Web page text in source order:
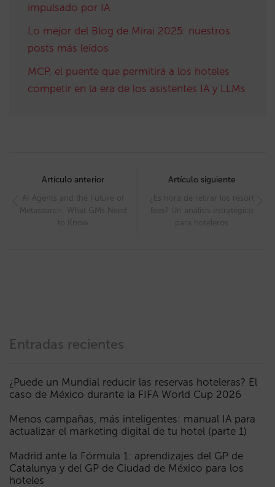
impulsado por IA
Lo mejor del Blog de Mirai 2025: nuestros
posts más leídos
MCP, el puente que permitirá a los hoteles
competir en la era de los asistentes IA y LLMs
navigation
Artículo anterior
AI Agents and the Future of
Metasearch: What GMs Need
to Know
Artículo siguiente
¿Es hora de retirar los resort
fees? Un análisis estratégico
para hoteleros
Entradas recientes
¿Puede un Mundial reducir las reservas hoteleras? El
caso de México durante la FIFA World Cup 2026
Menos campañas, más inteligentes: manual IA para
actualizar el marketing digital de tu hotel (parte 1)
Madrid ante la Fórmula 1: aprendizajes del GP de
Catalunya y del GP de Ciudad de México para los
hoteles